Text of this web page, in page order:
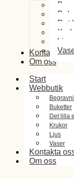
Det
Ljus
Kontakta
Om oss
Start
Webbutik
Buketter
Det lilla
Krukor
Ljus
Vaser
Kontakta
Om oss